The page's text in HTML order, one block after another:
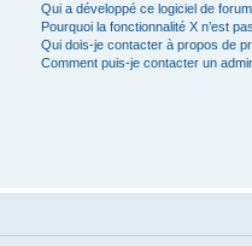
Qui a développé ce logiciel de
Pourquoi la fonctionnalité X n’est
Qui dois-je contacter à propos de
Comment puis-je contacter un